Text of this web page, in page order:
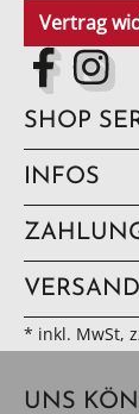
Vertrag
SHOP
INFOS
VERSAND
* inkl. MwSt,
UNS